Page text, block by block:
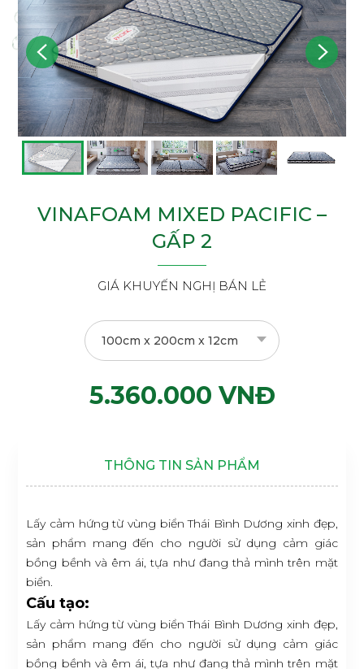
VINAFOAM MIXED PACIFIC –
GẤP 2
GIÁ KHUYẾN NGHỊ BÁN LẺ
100cm x 200cm x 12cm
5.360.000 VNĐ
THÔNG TIN SẢN PHẨM
Lấy cảm hứng từ vùng biển Thái Bình Dương xinh đẹp,
sản phẩm mang đến cho người sử dụng cảm giác
bồng bềnh và êm ái, tựa như đang thả mình trên mặt
biển.
Cấu tạo:
Lấy cảm hứng từ vùng biển Thái Bình Dương xinh đẹp,
sản phẩm mang đến cho người sử dụng cảm giác
bồng bềnh và êm ái, tựa như đang thả mình trên mặt